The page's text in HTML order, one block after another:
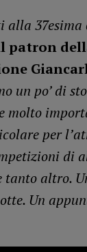
37esima
patron
un po’ di
molto
per
di
tanto altro.
Un